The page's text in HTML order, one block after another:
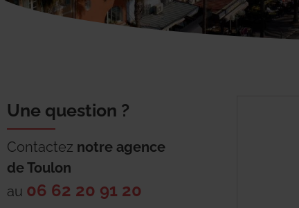
Une question ?
Contactez notre agence
deToulon
au 06 62 20 91 20